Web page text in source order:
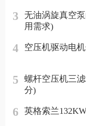
3
无油涡旋真空
用需求)
4 空压机驱动电
5
螺杆空压机三
分)
6 英格索兰